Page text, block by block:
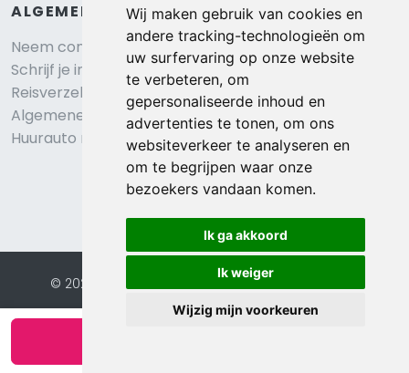
Wij maken gebruik van cookies en
andere tracking-technologieën om
uw surfervaring op onze website
te verbeteren, om
gepersonaliseerde inhoud en
advertenties te tonen, om ons
websiteverkeer te analyseren en
om te begrijpen waar onze
bezoekers vandaan komen.
Ik ga akkoord
Ik weiger
Wijzig mijn voorkeuren
ALGEMEEN
Neem contact op
Schrijf je in voor onze nieuwsbrief
Reisverzekering afsluiten
Algemene voorwaarden
Huurauto reserveren
© 2026 Eurochalets | Website door FalcoTravel
Veilig online betalen met